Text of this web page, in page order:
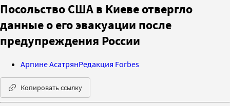
Посольство США в Киеве отвергло
данные о его эвакуации после
предупреждения России
Арпине АсатрянРедакция Forbes
Копировать ссылку